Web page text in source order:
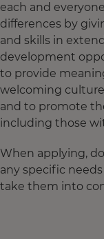
each and
differences by
and skills in
development
to provide
welcoming
and to promote
including those
When applying,
any specific
take them into